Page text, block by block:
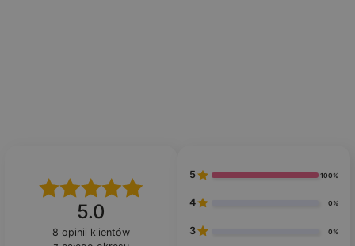
5.0
8 opinii klientów
5 100%
4 0%
3 0%